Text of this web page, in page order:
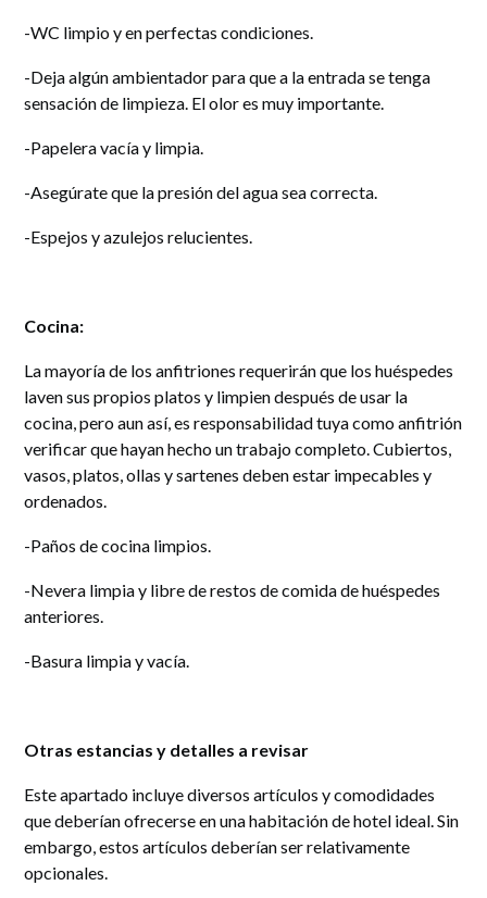
-WC limpio y en perfectas condiciones.
-Deja algún ambientador para que a la entrada se tenga
sensación de limpieza. El olor es muy importante.
-Papelera vacía y limpia.
-Asegúrate que la presión del agua sea correcta.
-Espejos y azulejos relucientes.
Cocina:
La mayoría de los anfitriones requerirán que los huéspedes
laven sus propios platos y limpien después de usar la
cocina, pero aun así, es responsabilidad tuya como anfitrión
verificar que hayan hecho un trabajo completo. Cubiertos,
vasos, platos, ollas y sartenes deben estar impecables y
ordenados.
-Paños de cocina limpios.
-Nevera limpia y libre de restos de comida de huéspedes
anteriores.
-Basura limpia y vacía.
Otras estancias y detalles a revisar
Este apartado incluye diversos artículos y comodidades
que deberían ofrecerse en una habitación de hotel ideal. Sin
embargo, estos artículos deberían ser relativamente
opcionales.